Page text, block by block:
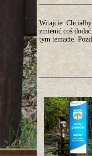
Witajcie.
zmienić coś
tym temacie.